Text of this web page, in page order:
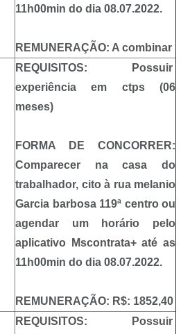
11h00min do dia 08.07.2022.
REMUNERAÇÃO: A combinar
REQUISITOS: Possuir
experiência em ctps (06
meses)
FORMA DE CONCORRER:
Comparecer na casa do
trabalhador, cito à rua melanio
Garcia barbosa 119ª centro ou
agendar um horário pelo
aplicativo Mscontrata+ até as
11h00min do dia 08.07.2022.
REMUNERAÇÃO: R$: 1852,40
REQUISITOS: Possuir